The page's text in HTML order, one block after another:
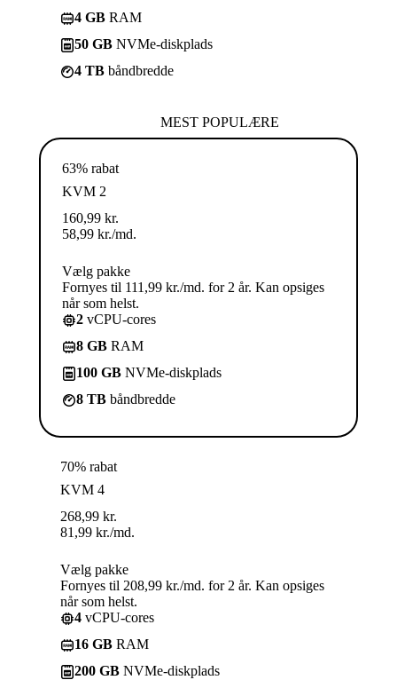
4 GB RAM
50 GB NVMe-diskplads
4 TB båndbredde
MEST POPULÆRE
63% rabat
KVM 2
160,99 kr.
58,99 kr./md.
Vælg pakke
Fornyes til 111,99 kr./md. for 2 år. Kan opsiges
når som helst.
2 vCPU-cores
8 GB RAM
100 GB NVMe-diskplads
8 TB båndbredde
70% rabat
KVM 4
268,99 kr.
81,99 kr./md.
Vælg pakke
Fornyes til 208,99 kr./md. for 2 år. Kan opsiges
når som helst.
4 vCPU-cores
16 GB RAM
200 GB NVMe-diskplads